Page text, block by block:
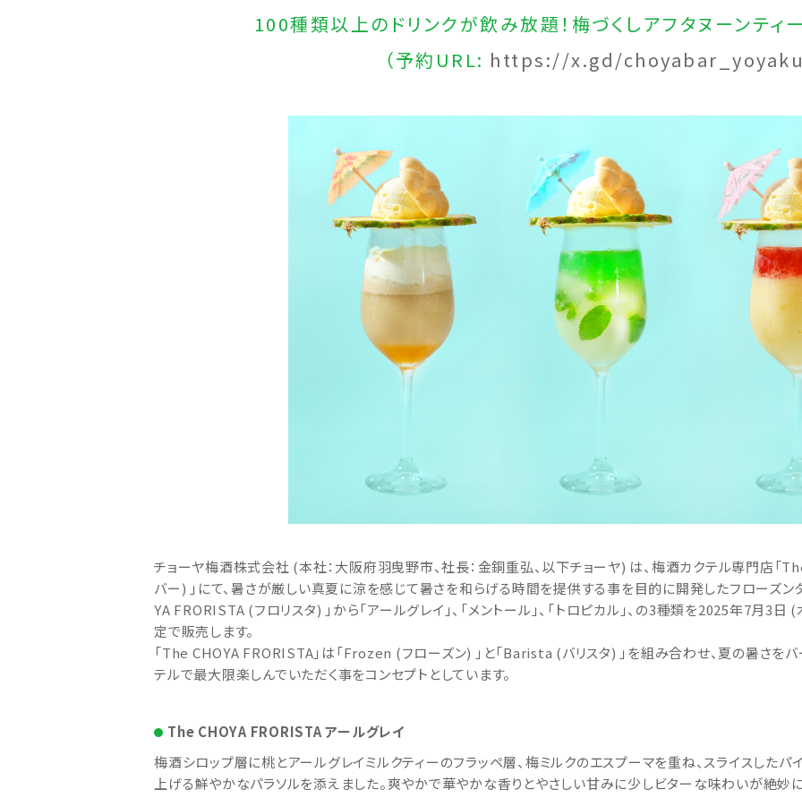
100種類以上のドリンクが飲み放題！梅づくしアフタヌーンティ
（予約URL: https://x.gd/
チョーヤ梅酒株式会社 (本社：大阪府羽曳野市、社長：金銅重弘、以下チョーヤ) は、梅酒カクテル専門店「
バー) 」にて、暑さが厳しい真夏に涼を感じて暑さを和らげる時間を提供する事を目的に開発したフローズン
YA FRORISTA (フロリスタ) 」から「アールグレイ」、「メントール」、「トロピカル」、の3種類を2025年7月
定で販売します。
「The CHOYA FRORISTA」は「Frozen (フローズン) 」と「Barista (バリスタ) 」を組み合わせ、夏の暑さを
テルで最大限楽しんでいただく事をコンセプトとしています。
The CHOYA FRORISTA アールグレイ
梅酒シロップ層に桃とアールグレイミルクティーのフラッペ層、梅ミルクのエスプーマを重ね、スライスした
上げる鮮やかなパラソルを添えました。爽やかで華やかな香りとやさしい甘みに少しビターな味わいが絶妙